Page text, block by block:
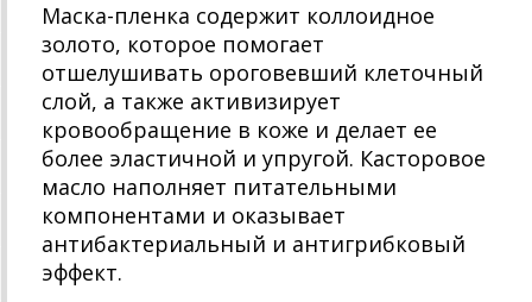
Маска-пленка содержит коллоидное
золото, которое помогает
отшелушивать ороговевший клеточный
слой, а также активизирует
кровообращение в коже и делает ее
более эластичной и упругой. Касторовое
масло наполняет питательными
компонентами и оказывает
антибактериальный и антигрибковый
эффект.